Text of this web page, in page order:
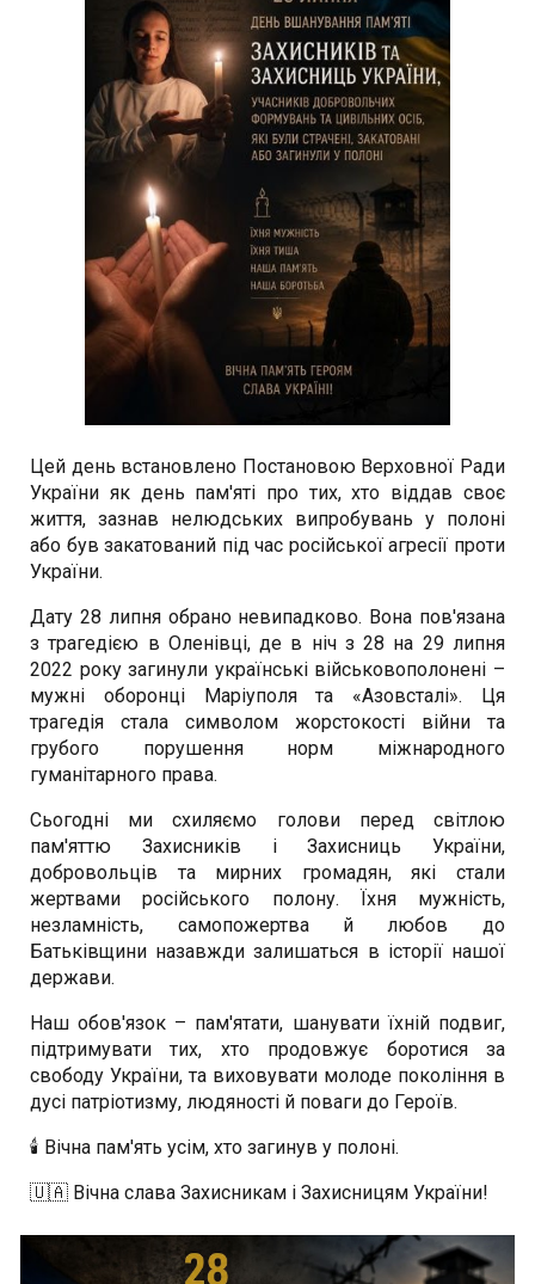
Цей день встановлено Постановою Верховної Ради
України як день пам'яті про тих, хто віддав своє
життя, зазнав нелюдських випробувань у полоні
або був закатований під час російської агресії проти
України.
Дату 28 липня обрано невипадково. Вона пов'язана
з трагедією в Оленівці, де в ніч з 28 на 29 липня
2022 року загинули українські військовополонені –
мужні оборонці Маріуполя та «Азовсталі». Ця
трагедія стала символом жорстокості війни та
грубого порушення норм міжнародного
гуманітарного права.
Сьогодні ми схиляємо голови перед світлою
пам'яттю Захисників і Захисниць України,
добровольців та мирних громадян, які стали
жертвами російського полону. Їхня мужність,
незламність, самопожертва й любов до
Батьківщини назавжди залишаться в історії нашої
держави.
Наш обов'язок – пам'ятати, шанувати їхній подвиг,
підтримувати тих, хто продовжує боротися за
свободу України, та виховувати молоде покоління в
дусі патріотизму, людяності й поваги до Героїв.
🕯️ Вічна пам'ять усім, хто загинув у полоні.
🇺🇦 Вічна слава Захисникам і Захисницям України!